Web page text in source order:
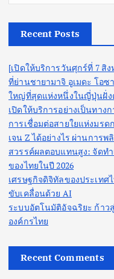
Recent Posts
[เปิดให้บริการวันศุกร์ที่ 7 สิ
ที่ย่านชายามาจิ อูเมดะ โอซ
ใหญ่ที่สุดแห่งหนึ่งในญี่ปุ่นฝั่
เปิดให้บริการอย่างเป็นทางก
การเชื่อมต่อสายใยแห่งมร
เจน Z ได้อย่างไร ผ่านการ
สวรรค์ผลตอบแทนสูง: จัดท
ของไทยในปี 2026
เศรษฐกิจดิจิทัลของประเทศ
ขับเคลื่อนด้วย AI
ระบบอัตโนมัติอัจฉริยะ ก้าว
องค์กรไทย
Recent Comments